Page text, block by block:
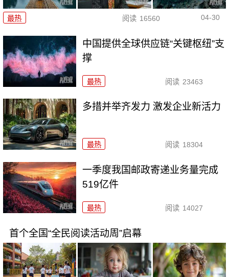
最热 阅读 16560 04-30
中国提供全球供应链“关键枢纽”支
撑
最热 阅读 23463
多措并举齐发力 激发企业新活力
最热 阅读 18304
一季度我国邮政寄递业务量完成
519亿件
最热 阅读 14027
首个全国“全民阅读活动周”启幕